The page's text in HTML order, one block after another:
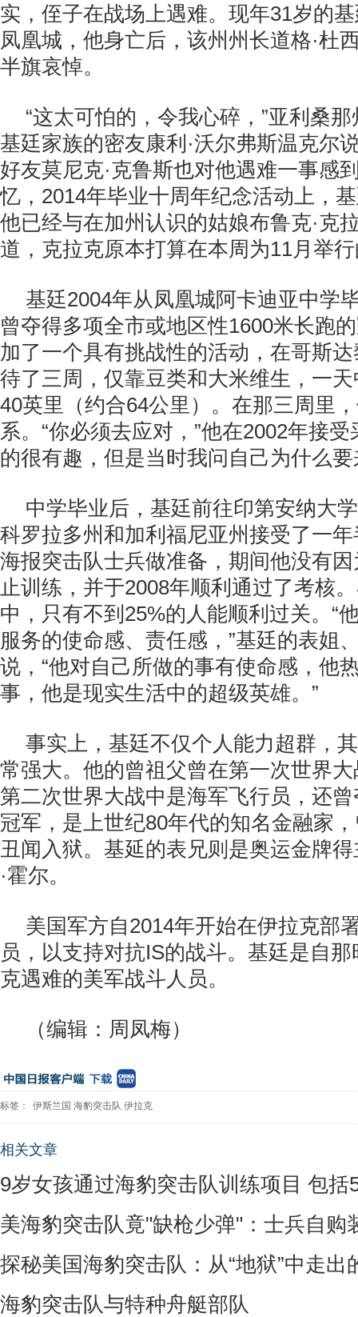
实，侄子在战场上遇难。现年31岁的
凤凰城，他身亡后，该州州长道格·杜
半旗哀悼。
“这太可怕的，令我心碎，”亚利桑
基廷家族的密友康利·沃尔弗斯温克尔
好友莫尼克·克鲁斯也对他遇难一事感
忆，2014年毕业十周年纪念活动上，
他已经与在加州认识的姑娘布鲁克·克
道，克拉克原本打算在本周为11月举
基廷2004年从凤凰城阿卡迪亚中学
曾夺得多项全市或地区性1600米长跑
加了一个具有挑战性的活动，在哥斯
待了三周，仅靠豆类和大米维生，一
40英里（约合64公里）。在那三周里
系。“你必须去应对，”他在2002年接
的很有趣，但是当时我问自己为什么要
中学毕业后，基廷前往印第安纳大
科罗拉多州和加利福尼亚州接受了一
海报突击队士兵做准备，期间他没有
止训练，并于2008年顺利通过了考核
中，只有不到25%的人能顺利过关。“
服务的使命感、责任感，”基廷的表姐
说，“他对自己所做的事有使命感，他
事，他是现实生活中的超级英雄。”
事实上，基廷不仅个人能力超群，
常强大。他的曾祖父曾在第一次世界
第二次世界大战中是海军飞行员，还
冠军，是上世纪80年代的知名金融家
丑闻入狱。基延的表兄则是奥运金牌
·霍尔。
美国军方自2014年开始在伊拉克部
员，以支持对抗IS的战斗。基廷是自
克遇难的美军战斗人员。
（编辑：周凤梅）
标签： 伊斯兰国 海豹突击队 伊拉克
相关文章
9岁女孩通过海豹突击队训练项目 包括
美海豹突击队竟"缺枪少弹"：士兵自购
探秘美国海豹突击队：从“地狱”中走出
海豹突击队与特种舟艇部队